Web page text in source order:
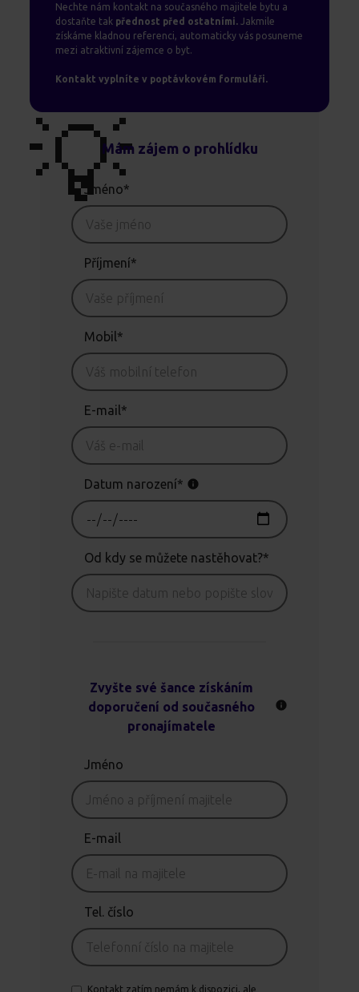
Nechte nám kontakt na současného majitele bytu a
dostaňte tak přednost před ostatními. Jakmile
získáme kladnou referenci, automaticky vás posuneme
mezi atraktivní zájemce o byt.
Kontakt vyplníte v poptávkovém formuláři.
💡Mám zájem o prohlídku
Jméno*
Příjmení*
Mobil*
E-mail*
Datum narození*
Od kdy se můžete nastěhovat?*
Zvyšte své šance získáním
doporučení od současného
pronajímatele
Jméno
E-mail
Tel. číslo
Kontakt zatím nemám k dispozici, ale